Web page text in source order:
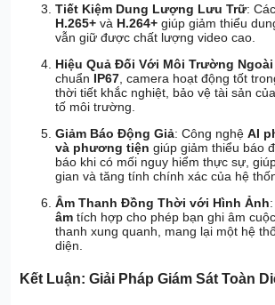
Tiết Kiệm Dung Lượng Lưu Trữ:
H.265+ và H.264+ giúp giảm thiểu
vẫn giữ được chất lượng video cao.
Hiệu Quả Đối Với Môi Trường
chuẩn IP67 , camera hoạt động tốt
thời tiết khắc nghiệt, bảo vệ tài sản
tố môi trường.
Giảm Báo Động Giả: Công nghệAI
và phương tiện giúp giảm thiểu báo
báo khi có mối nguy hiểm thực sự,
gian và tăng tính chính xác của hệ
Âm Thanh Đồng Thời với Hình Ảnh:
âm tích hợp cho phép bạn ghi âm
thanh xung quanh, mang lại một hệ
diện.
Kết Luận: Giải Pháp Giám Sát Toàn